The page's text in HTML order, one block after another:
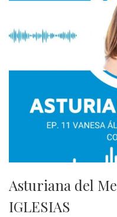
Asturiana del
IGLESIAS